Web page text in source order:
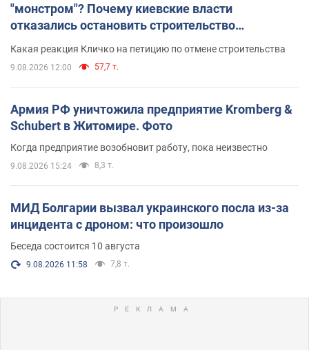
"монстром"? Почему киевские власти
отказались остановить строительство
Какая реакция Кличко на петицию по отмене строительства
9.08.2026 12:00 57,7 т.
Армия РФ уничтожила предприятие Kromberg &
Schubert в Житомире. Фото
Когда предприятие возобновит работу, пока неизвестно
9.08.2026 15:24 8,3 т.
МИД Болгарии вызвал украинского посла из-за
инцидента с дроном: что произошло
Беседа состоится 10 августа
9.08.2026 11:58 7,8 т.